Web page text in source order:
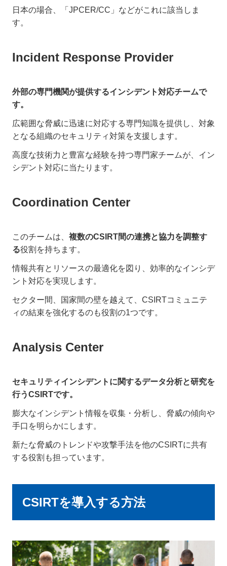
日本の場合、「JPCER/CC」などがこれに該当しま
す。
Incident Response Provider
外部の専門機関が提供するインシデント対応チームで
す。
広範囲な脅威に迅速に対応する専門知識を提供し、対象
となる組織のセキュリティ対策を支援します。
高度な技術力と豊富な経験を持つ専門家チームが、イン
シデント対応に当たります。
Coordination Center
このチームは、 複数のCSIRT間の連携と協力を調整す
る役割を持ちます。
情報共有とリソースの最適化を図り、効率的なインシデ
ント対応を実現します。
セクター間、国家間の壁を越えて、CSIRTコミュニテ
ィの結束を強化するのも役割の1つです。
Analysis Center
セキュリティインシデントに関するデータ分析と研究を
行うCSIRTです。
膨大なインシデント情報を収集・分析し、脅威の傾向や
手口を明らかにします。
新たな脅威のトレンドや攻撃手法を他のCSIRTに共有
する役割も担っています。
CSIRTを導入する方法